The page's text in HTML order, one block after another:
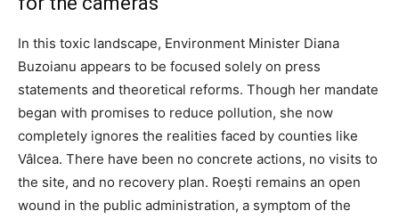
In this toxic landscape, Environment Minister Diana
Buzoianu appears to be focused solely on press
statements and theoretical reforms. Though her mandate
began with promises to reduce pollution, she now
completely ignores the realities faced by counties like
Vâlcea. There have been no concrete actions, no visits to
the site, and no recovery plan. Roești remains an open
wound in the public administration, a symptom of the